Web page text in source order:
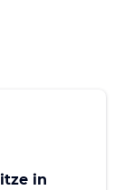
in